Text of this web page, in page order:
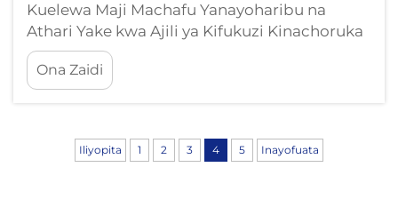
Kuelewa Maji Machafu Yanayoharibu na
Athari Yake kwa Ajili ya Kifukuzi Kinachoruka
Kilele cha Kifukuzi Kinachoruka Katika
Mazingira ya Maji Machafu Yanayoshindwa
Katika masanamu ya utambaa
vinavyopungua mara kwa mara chini ya 2.5 au
vipimo vya chloride zaidi ya 10,000 ppm, ...
Ona Zaidi
Iliyopita 1 2 3 4 5 Inayofuata